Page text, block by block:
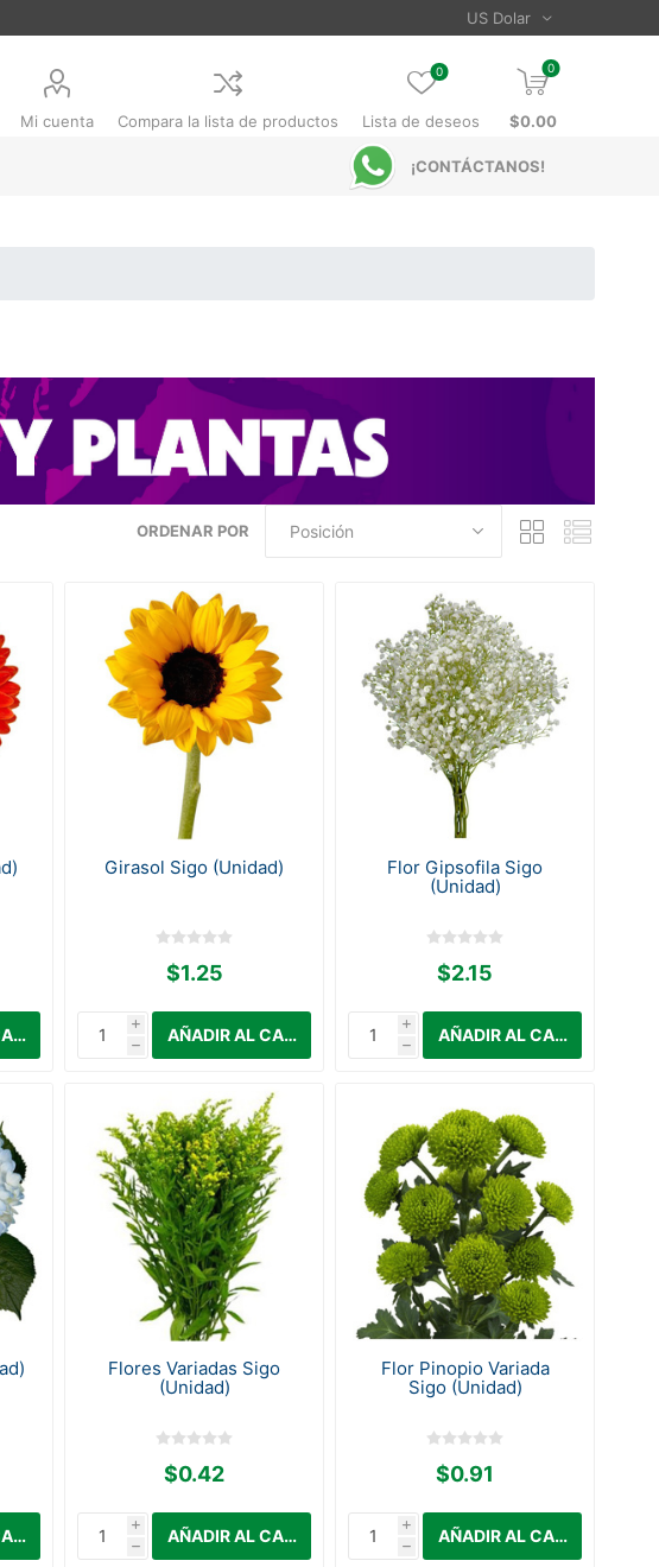
Mi cuenta Compara la lista de productos Lista de deseos
0 0
$0.00
¡CONTÁCTANOS!
ORDENAR POR
Girasol Sigo (Unidad)
$1.25
i
h
Flor Gipsofila Sigo
(Unidad)
$2.15
i
h
Flores Variadas Sigo
(Unidad)
$0.42
i
h
Flor Pinopio Variada
Sigo (Unidad)
$0.91
i
h